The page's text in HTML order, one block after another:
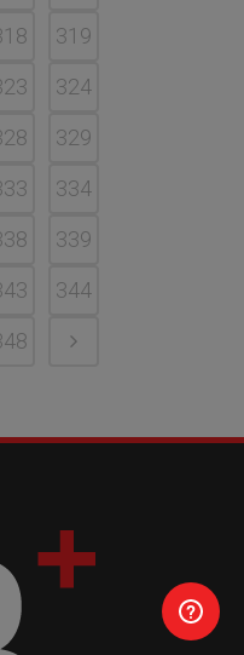
319
324
329
334
339
344